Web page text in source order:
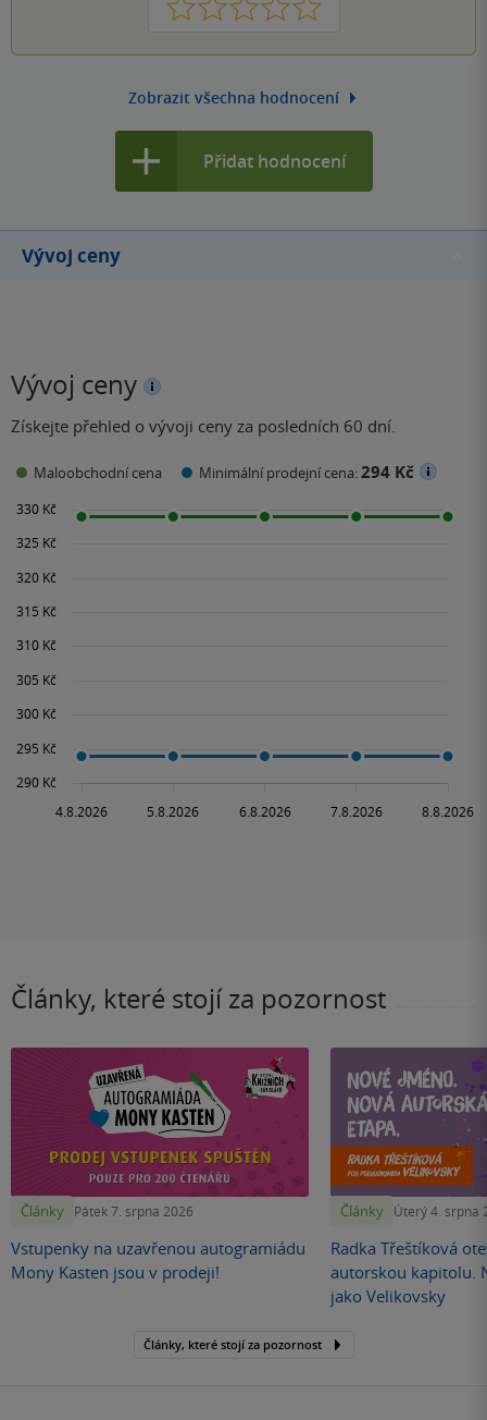
1 2 3 4 5
Zobrazit všechna hodnocení
Přidat hodnocení
Vývoj ceny
Vývoj ceny
Získejte přehled o vývoji ceny za posledních 60 dní.
Maloobchodní cena Minimální prodejní cena:294 Kč
Články, které stojí za pozornost
Články Pátek 7. srpna 2026
Vstupenky na uzavřenou autogramiádu
Mony Kasten jsou v prodeji!
Články Úterý 4. srpna
Radka Třeštíková
autorskou kapitolu.
jako Velikovsky
Články, které stojí za pozornost